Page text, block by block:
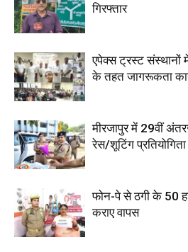
गिरफ्तार
एपेक्स ट्रस्ट संस्थानों
के तहत जागरूकता
मीरजापुर में 29वीं
रेस/शूटिंग
फोन-पे से ठगी के 50
कराए वापस